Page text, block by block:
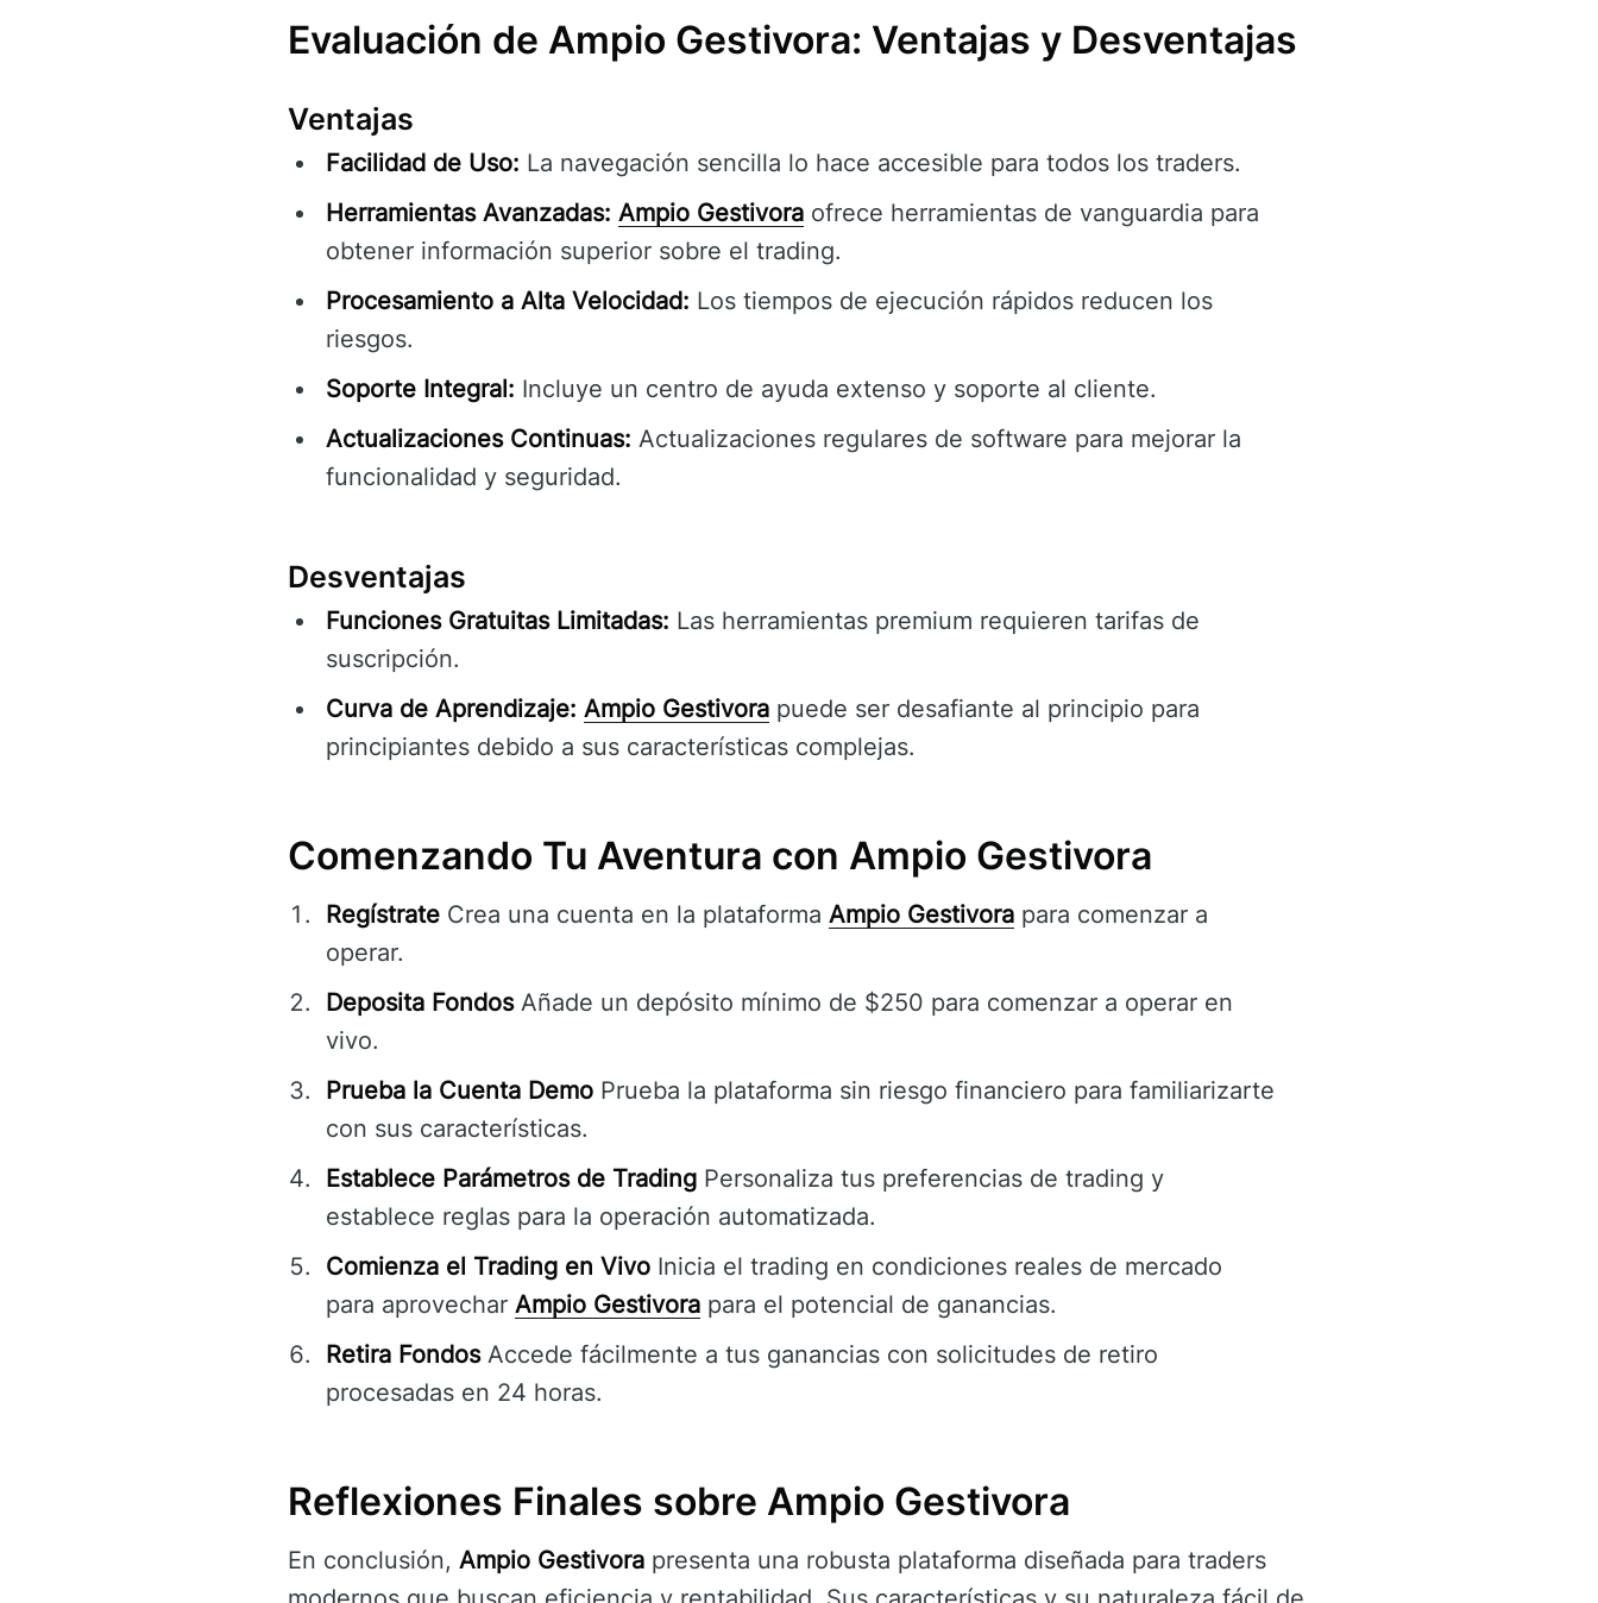
Evaluación de Ampio Gestivora: Ventajas y Desventajas
Ventajas
Facilidad de Uso: La navegación sencilla lo hace accesible para todos los traders.
Herramientas Avanzadas: Ampio Gestivora ofrece herramientas de vanguardia para
obtener información superior sobre el trading.
Procesamiento a Alta Velocidad: Los tiempos de ejecución rápidos reducen los
riesgos.
Soporte Integral: Incluye un centro de ayuda extenso y soporte al cliente.
Actualizaciones Continuas: Actualizaciones regulares de software para mejorar la
funcionalidad y seguridad.
Desventajas
Funciones Gratuitas Limitadas: Las herramientas premium requieren tarifas de
suscripción.
Curva de Aprendizaje: Ampio Gestivora puede ser desafiante al principio para
principiantes debido a sus características complejas.
Comenzando Tu Aventura con Ampio Gestivora
Regístrate Crea una cuenta en la plataforma Ampio Gestivora para comenzar a
operar.
Deposita FondosAñade un depósito mínimo de $250 para comenzar a operar en
vivo.
Prueba la Cuenta Demo Prueba la plataforma sin riesgo financiero para familiarizarte
con sus características.
Establece Parámetros de Trading Personaliza tus preferencias de trading y
establece reglas para la operación automatizada.
Comienza el Trading en Vivo Inicia el trading en condiciones reales de mercado
para aprovechar Ampio Gestivora para el potencial de ganancias.
Retira FondosAccede fácilmente a tus ganancias con solicitudes de retiro
procesadas en 24 horas.
Reflexiones Finales sobre Ampio Gestivora
En conclusión, Ampio Gestivora presenta una robusta plataforma diseñada para traders